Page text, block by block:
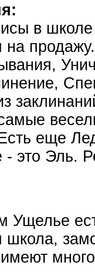
в
на продажу.
еще
- это Эль.
Ущелье
школа,